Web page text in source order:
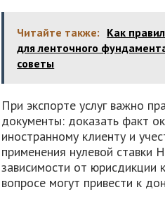
Читайте также: Как
для ленточного
советы
При экспорте услуг важно
документы: доказать факт
иностранному клиенту и
применения нулевой ставки
зависимости от юрисдикции
вопросе могут привести к